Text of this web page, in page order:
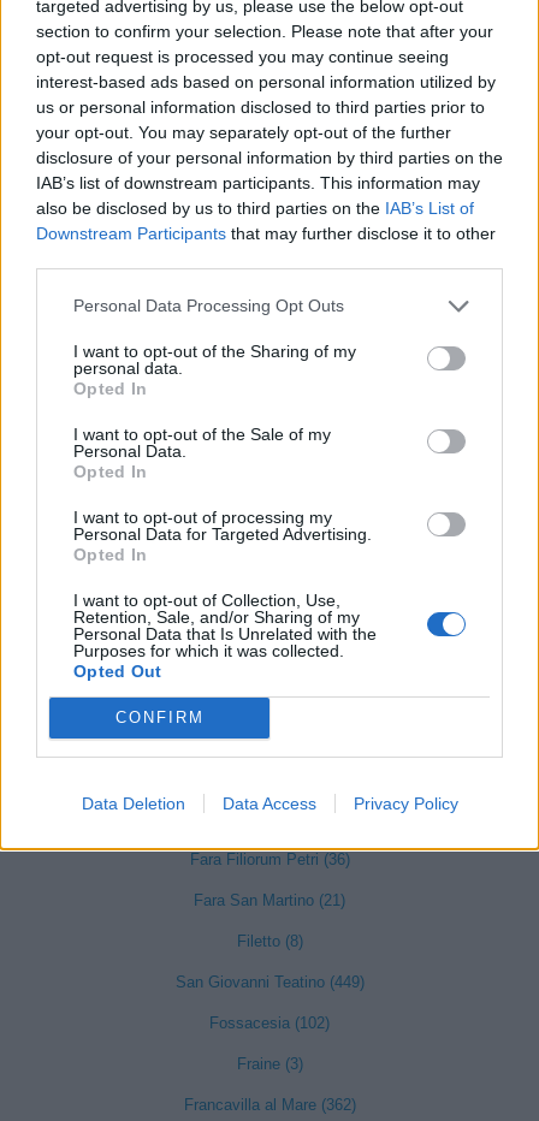
targeted advertising by us, please use the below opt-out
section to confirm your selection. Please note that after your
opt-out request is processed you may continue seeing
interest-based ads based on personal information utilized by
us or personal information disclosed to third parties prior to
your opt-out. You may separately opt-out of the further
disclosure of your personal information by third parties on the
IAB’s list of downstream participants. This information may
also be disclosed by us to third parties on the IAB’s List of
Downstream Participants that may further disclose it to other
Personal Data Processing Opt Outs
I want to opt-out of the Sharing of my
personal data.
Opted In
I want to opt-out of the Sale of my
Personal Data.
Opted In
I want to opt-out of processing my
Personal Data for Targeted Advertising.
Opted In
I want to opt-out of Collection, Use,
Retention, Sale, and/or Sharing of my
Personal Data that Is Unrelated with the
Purposes for which it was collected.
Opted Out
CONFIRM
Data Deletion Data Access Privacy Policy
Carpineto Sinello (2)
Carunchio (5)
Casacanditella (18)
Casalanguida (2)
Casalbordino (78)
Casalincontrada (7)
Castel Frentano (39)
Civitella Messer Raimondo (6)
Colledimezzo (2)
Crecchio (32)
Cupello (64)
Fara Filiorum Petri (36)
Fara San Martino (21)
Filetto (8)
San Giovanni Teatino (449)
Fossacesia (102)
Fraine (3)
Francavilla al Mare (362)